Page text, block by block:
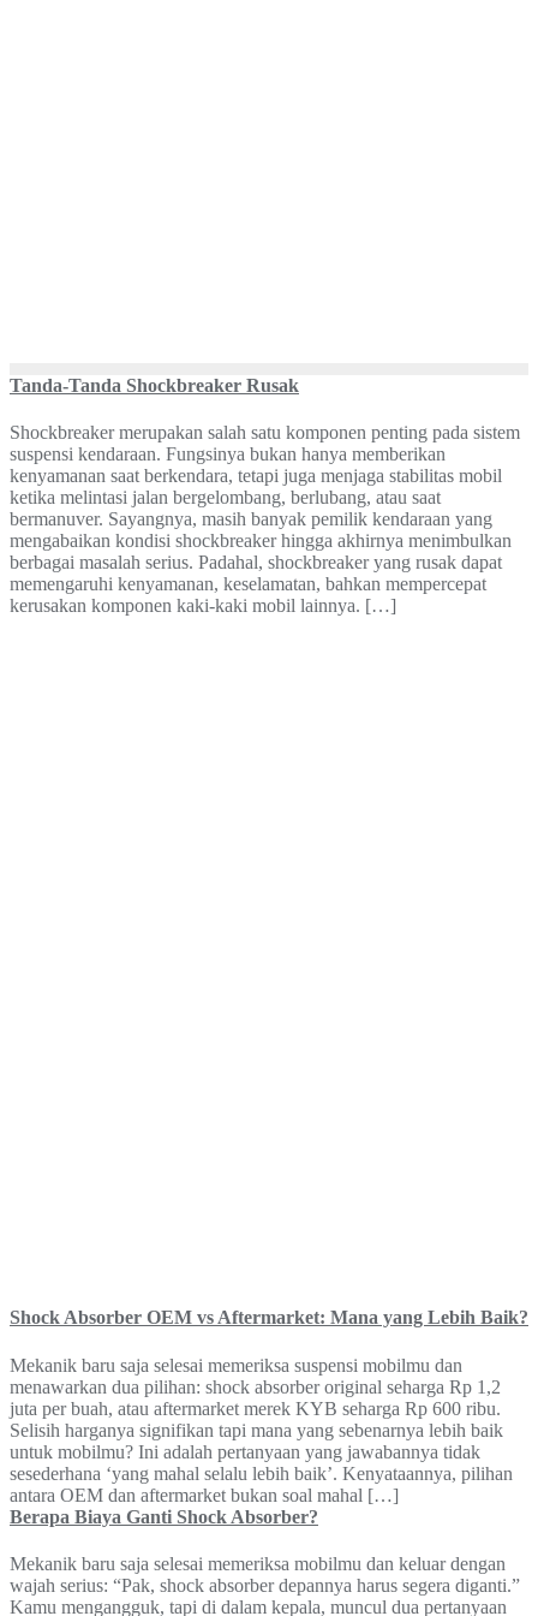
Tanda-Tanda Shockbreaker Rusak
Shockbreaker merupakan salah satu komponen penting pada sistem
suspensi kendaraan. Fungsinya bukan hanya memberikan
kenyamanan saat berkendara, tetapi juga menjaga stabilitas mobil
ketika melintasi jalan bergelombang, berlubang, atau saat
bermanuver. Sayangnya, masih banyak pemilik kendaraan yang
mengabaikan kondisi shockbreaker hingga akhirnya menimbulkan
berbagai masalah serius. Padahal, shockbreaker yang rusak dapat
memengaruhi kenyamanan, keselamatan, bahkan mempercepat
kerusakan komponen kaki-kaki mobil lainnya. […]
Shock Absorber OEM vs Aftermarket: Mana yang Lebih Baik?
Mekanik baru saja selesai memeriksa suspensi mobilmu dan
menawarkan dua pilihan: shock absorber original seharga Rp 1,2
juta per buah, atau aftermarket merek KYB seharga Rp 600 ribu.
Selisih harganya signifikan tapi mana yang sebenarnya lebih baik
untuk mobilmu? Ini adalah pertanyaan yang jawabannya tidak
sesederhana ‘yang mahal selalu lebih baik’. Kenyataannya, pilihan
antara OEM dan aftermarket bukan soal mahal […]
Berapa Biaya Ganti Shock Absorber?
Mekanik baru saja selesai memeriksa mobilmu dan keluar dengan
wajah serius: “Pak, shock absorber depannya harus segera diganti.”
Kamu mengangguk, tapi di dalam kepala, muncul dua pertanyaan